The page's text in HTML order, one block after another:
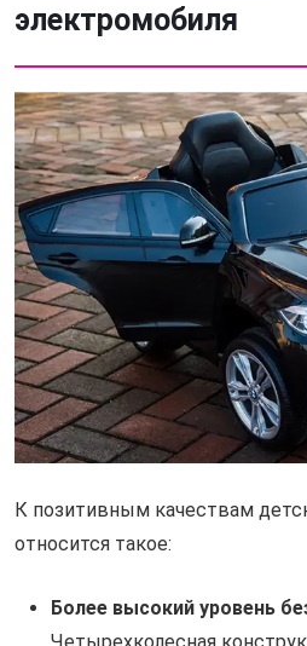
электромобиля
К позитивным качествам
относится такое:
Более высокий уровень